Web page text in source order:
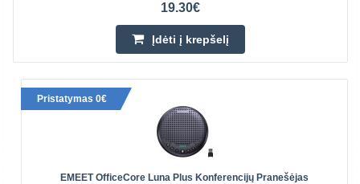
19.30€
Įdėti į krepšelį
Pristatymas 0€
EMEET OfficeCore Luna Plus Konferencijų Pranešėjas